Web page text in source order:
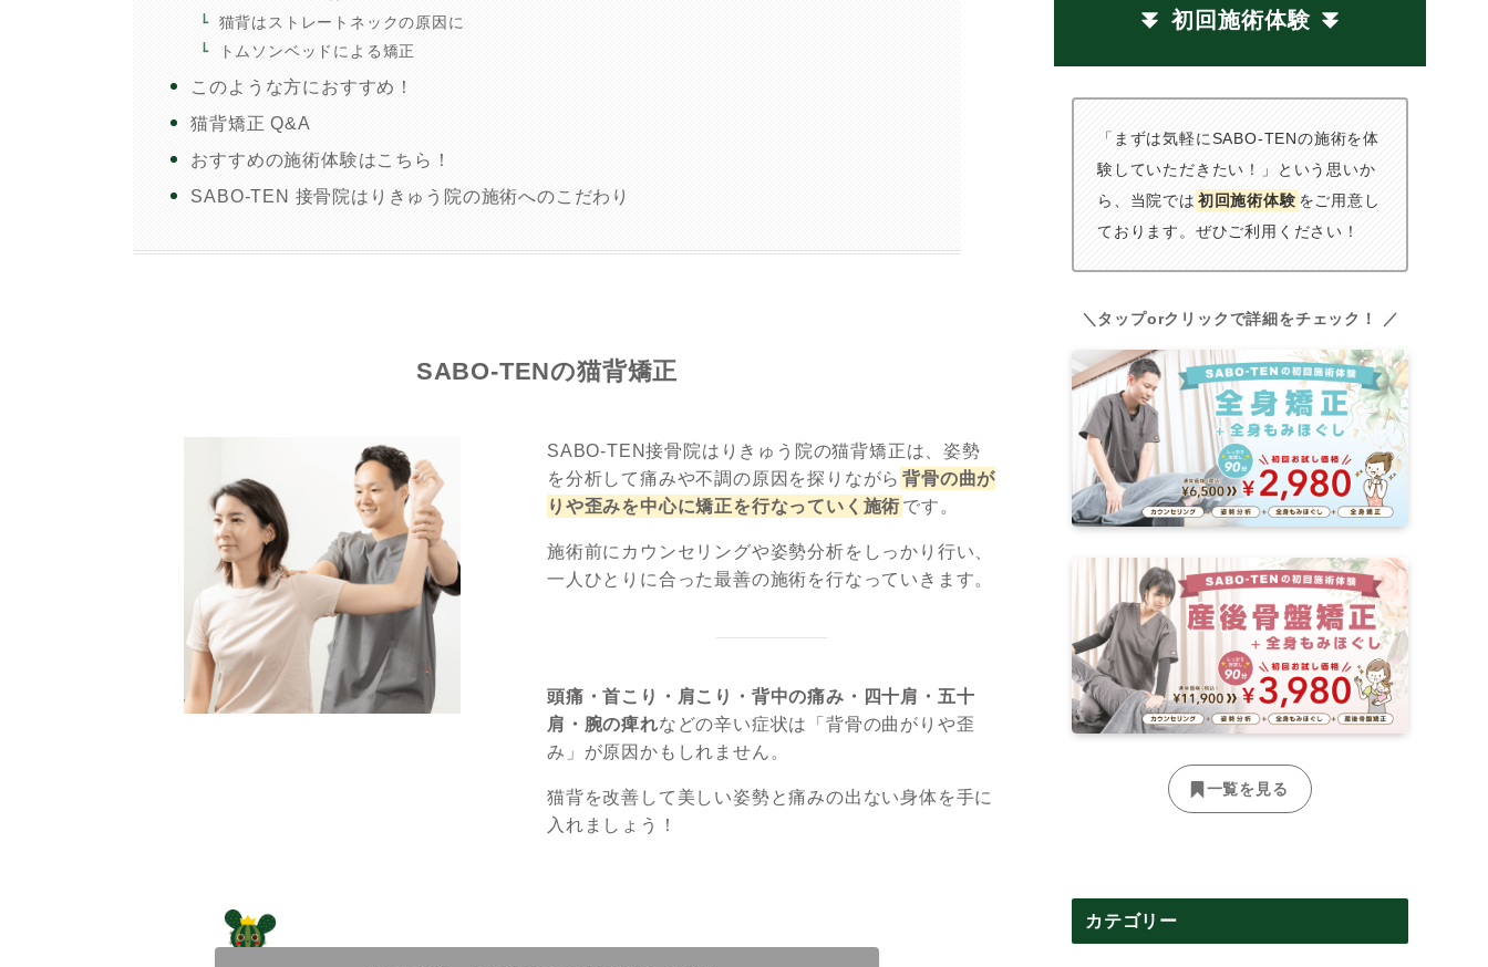
猫背はストレートネックの原因に
トムソンベッドによる矯正
このような方におすすめ！
猫背矯正 Q&A
おすすめの施術体験はこちら！
SABO-TEN 接骨院はりきゅう院の施術へのこだわり
SABO-TENの猫背矯正
SABO-TEN接骨院はりきゅう院の猫背矯正は、姿勢
を分析して痛みや不調の原因を探りながら 背骨の曲が
りや歪みを中心に矯正を行なっていく施術 です。
施術前にカウンセリングや姿勢分析をしっかり行い、
一人ひとりに合った最善の施術を行なっていきます。
頭痛・首こり・肩こり・背中の痛み・四十肩・五十
肩・腕の痺れなどの辛い症状は「背骨の曲がりや歪
み」が原因かもしれません。
猫背を改善して美しい姿勢と痛みの出ない身体を手に
入れましょう！
初回施術体験
「まずは気軽にSABO-TENの施術を体
験していただきたい！」という思いか
ら、当院では 初回施術体験 をご用意し
ております。ぜひご利用ください！
＼タップorクリックで詳細をチェック！ ／
一覧を見る
カテゴリー